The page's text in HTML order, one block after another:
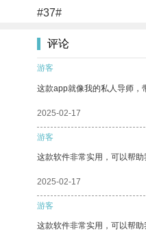
#37#
评论
游客
这款app就像我的私人导师，
2025-02-17
游客
这款软件非常实用，可以帮助
2025-02-17
游客
这款软件非常实用，可以帮